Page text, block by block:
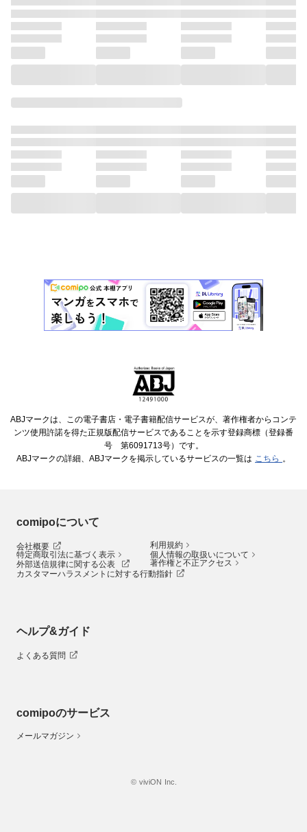
ABJマークは、この電子書店・電子書籍配信サービスが、著作権者からコンテ
ンツ使用許諾を得た正規版配信サービスであることを示す登録商標（登録番
号 第6091713号）です。
ABJマークの詳細、ABJマークを掲示しているサービスの一覧は こちら 。
comipoについて
会社概要
利用規約
特定商取引法に基づく表示
個人情報の取扱いについて
外部送信規律に関する公表
著作権と不正アクセス
カスタマーハラスメントに対する行動指針
ヘルプ&ガイド
よくある質問
comipoのサービス
メールマガジン
© viviON Inc.